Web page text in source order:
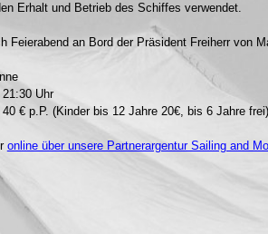
Erhalt und Betrieb des Schiffes verwendet.
Feierabend an Bord der Präsident Freiherr von
Uhr
€ p.P. (Kinder bis 12 Jahre 20€, bis 6 Jahre frei)
online über unsere Partnerargentur Sailing and